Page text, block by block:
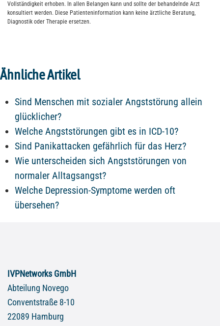
Vollständigkeit erhoben. In allen Belangen kann und sollte der behandelnde Arzt
konsultiert werden. Diese Patienteninformation kann keine ärztliche Beratung,
Diagnostik oder Therapie ersetzen.
Ähnliche Artikel
Sind Menschen mit sozialer Angststörung allein
glücklicher?
Welche Angststörungen gibt es in ICD-10?
Sind Panikattacken gefährlich für das Herz?
Wie unterscheiden sich Angststörungen von
normaler Alltagsangst?
Welche Depression-Symptome werden oft
übersehen?
IVPNetworks GmbH
Abteilung Novego
Conventstraße 8-10
22089 Hamburg